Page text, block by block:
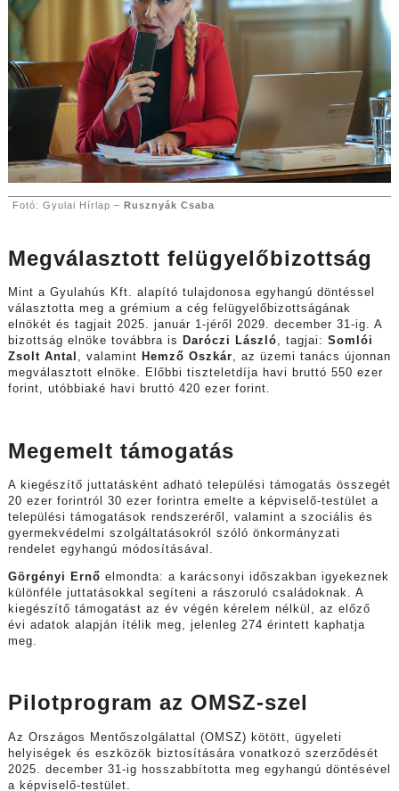
Fotó: Gyulai Hírlap – Rusznyák Csaba
Megválasztott felügyelőbizottság
Mint a Gyulahús Kft. alapító tulajdonosa egyhangú döntéssel
választotta meg a grémium a cég felügyelőbizottságának
elnökét és tagjait 2025. január 1-jéről 2029. december 31-ig. A
bizottság elnöke továbbra is
Daróczi László, tagjai: Somlói
Zsolt Antal , valamint Hemző Oszkár, az üzemi tanács újonnan
megválasztott elnöke. Előbbi tiszteletdíja havi bruttó 550 ezer
forint, utóbbiaké havi bruttó 420 ezer forint.
Megemelt támogatás
A kiegészítő juttatásként adható települési támogatás összegét
20 ezer forintról 30 ezer forintra emelte a képviselő-testület a
települési támogatások rendszeréről, valamint a szociális és
gyermekvédelmi szolgáltatásokról szóló önkormányzati
rendelet egyhangú módosításával.
Görgényi Ernő elmondta: a karácsonyi időszakban igyekeznek
különféle juttatásokkal segíteni a rászoruló családoknak. A
kiegészítő támogatást az év végén kérelem nélkül, az előző
évi adatok alapján ítélik meg, jelenleg 274 érintett kaphatja
meg.
Pilotprogram az OMSZ-szel
Az Országos Mentőszolgálattal (OMSZ) kötött, ügyeleti
helyiségek és eszközök biztosítására vonatkozó szerződését
2025. december 31-ig hosszabbította meg egyhangú döntésével
a képviselő-testület.